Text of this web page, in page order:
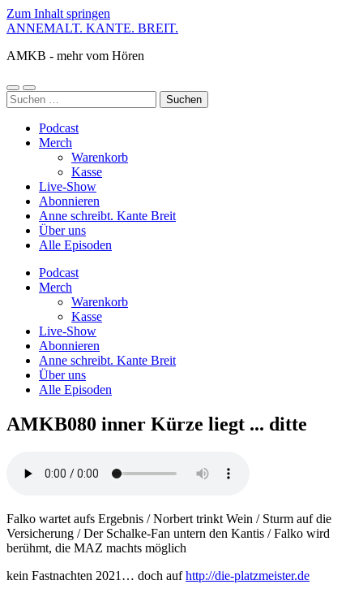
Zum Inhalt springen
ANNEMALT. KANTE. BREIT.
AMKB - mehr vom Hören
Mobile-
Menü
Suchfeld
ein-/ausblenden
Suchen
nach:
Podcast
Merch
Warenkorb
Kasse
Live-Show
Abonnieren
Anne schreibt. Kante Breit
Über uns
Alle Episoden
Podcast
Merch
Warenkorb
Kasse
Live-Show
Abonnieren
Anne schreibt. Kante Breit
Über uns
Alle Episoden
AMKB080 inner Kürze liegt ... ditte
Falko wartet aufs Ergebnis / Norbert trinkt Wein / Sturm auf die
Versicherung / Der Schalke-Fan untern den Kantis / Falko wird
berühmt, die MAZ machts möglich
kein Fastnachten 2021… doch aufhttp://die-platzmeister.de